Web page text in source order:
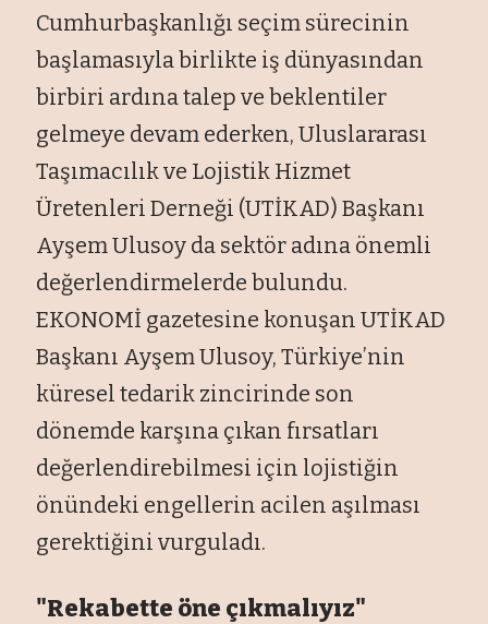
Cumhurbaşkanlığı seçim sürecinin
başlamasıyla birlikte iş dünyasından
birbiri ardına talep ve beklentiler
gelmeye devam ederken, Uluslararası
Taşımacılık ve Lojistik Hizmet
Üretenleri Derneği (UTİKAD) Başkanı
Ayşem Ulusoy da sektör adına önemli
değerlendirmelerde bulundu.
EKONOMİ gazetesine konuşan UTİKAD
Başkanı Ayşem Ulusoy, Türkiye’nin
küresel tedarik zincirinde son
dönemde karşına çıkan fırsatları
değerlendirebilmesi için lojistiğin
önündeki engellerin acilen aşılması
gerektiğini vurguladı.
"Rekabette öne çıkmalıyız"